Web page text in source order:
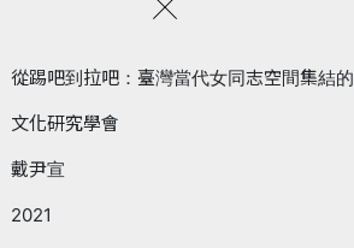
從踢吧到拉吧：臺灣當代女同志空間集結
文化研究學會
戴尹宣
2021